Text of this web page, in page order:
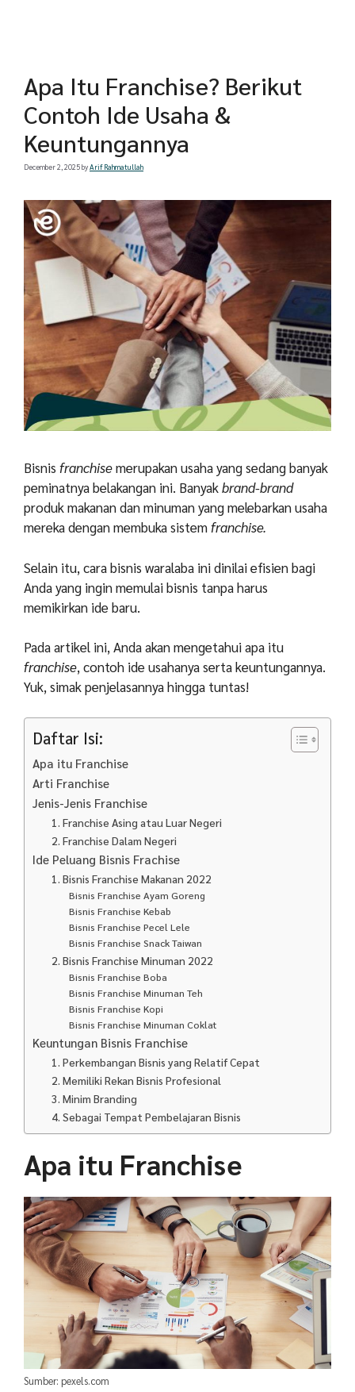
Apa Itu Franchise? Berikut
Contoh Ide Usaha &
Keuntungannya
December 2, 2025byArif Rahmatullah
Bisnis franchisemerupakan usaha yang sedang banyak
peminatnya belakangan ini. Banyakbrand-brand
produk makanan dan minuman yang melebarkan usaha
mereka dengan membuka sistemfranchise.
Selain itu, cara bisnis waralaba ini dinilai efisien bagi
Anda yang ingin memulai bisnis tanpa harus
memikirkan ide baru.
Pada artikel ini, Anda akan mengetahui apa itu
franchise, contoh ide usahanya serta keuntungannya.
Yuk, simak penjelasannya hingga tuntas!
Daftar Isi:
Apa itu Franchise
Arti Franchise
Jenis-Jenis Franchise
1. Franchise Asing atau Luar Negeri
2. Franchise Dalam Negeri
Ide Peluang Bisnis Frachise
1. Bisnis Franchise Makanan 2022
Bisnis Franchise Ayam Goreng
Bisnis Franchise Kebab
Bisnis Franchise Pecel Lele
Bisnis Franchise Snack Taiwan
2. Bisnis Franchise Minuman 2022
Bisnis Franchise Boba
Bisnis Franchise Minuman Teh
Bisnis Franchise Kopi
Bisnis Franchise Minuman Coklat
Keuntungan Bisnis Franchise
1. Perkembangan Bisnis yang Relatif Cepat
2. Memiliki Rekan Bisnis Profesional
3. Minim Branding
4. Sebagai Tempat Pembelajaran Bisnis
Apa itu Franchise
Sumber: pexels.com